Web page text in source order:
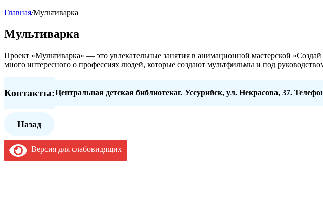
Главная/Мультиварка
Мультиварка
Проект «Мультиварка» — это увлекательные занятия в анимационной мастерской
много интересного о профессиях людей, которые создают мультфильмы и под
Контакты:Центральная детская библиотекаг. Уссурийск, ул. Некрасова, 37.
Назад
Версия для слабовидящих